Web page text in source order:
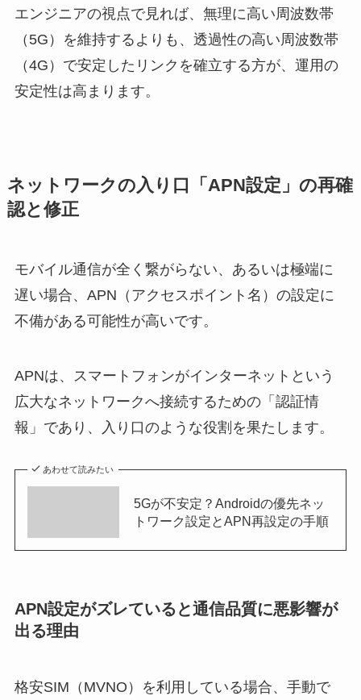
エンジニアの視点で見れば、無理に高い周波数帯
（5G）を維持するよりも、透過性の高い周波数帯
（4G）で安定したリンクを確立する方が、運用の
安定性は高まります。
ネットワークの入り口「APN設定」の再確
認と修正
モバイル通信が全く繋がらない、あるいは極端に
遅い場合、APN（アクセスポイント名）の設定に
不備がある可能性が高いです。
APNは、スマートフォンがインターネットという
広大なネットワークへ接続するための「認証情
報」であり、入り口のような役割を果たします。
あわせて読みたい
5Gが不安定？Androidの優先ネッ
トワーク設定とAPN再設定の手順
APN設定がズレていると通信品質に悪影響が
出る理由
格安SIM（MVNO）を利用している場合、手動で